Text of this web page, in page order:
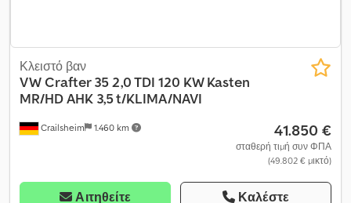
Crailsheim 1.460 km
Κλειστό βαν
VWCrafter 35 2,0 TDI 120 KW Kasten
MR/HD AHK 3,5 t/KLIMA/NAVI
41.850 €
σταθερή τιμή συν ΦΠΑ
(49.802 € μικτό)
Αιτηθείτε Καλέστε